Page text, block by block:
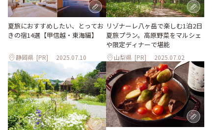
夏旅におすすめしたい、とってお
きの宿14選【甲信越・東海編】
静岡県 [PR] 2025.07.10
リゾナーレ八ヶ岳で楽しむ1泊2日
夏旅プラン。高原野菜をマルシェ
や限定ディナーで堪能
山梨県 [PR] 2025.07.02